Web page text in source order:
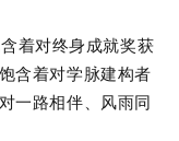
着对终身成就奖获
含着对学脉建构者
一路相伴、风雨同